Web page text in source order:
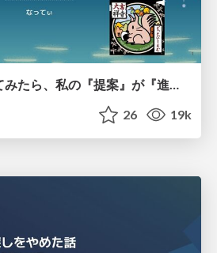
26 19k